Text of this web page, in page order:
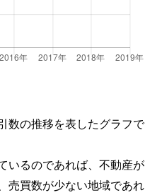
数の推移を表したグラフで
いるのであれば、不動産が
売買数が少ない地域であれ